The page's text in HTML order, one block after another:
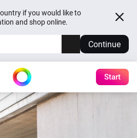
if you would like to
and shop online.
Continue
Start